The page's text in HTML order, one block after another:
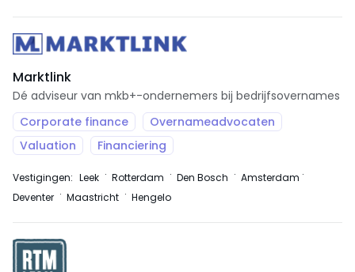
Marktlink
Dé adviseur van mkb+-ondernemers bij bedrijfsovernames
Corporate finance
Overnameadvocaten
Valuation
Financiering
Vestigingen: Leek Rotterdam Den Bosch
Amsterdam
Deventer
Maastricht Hengelo